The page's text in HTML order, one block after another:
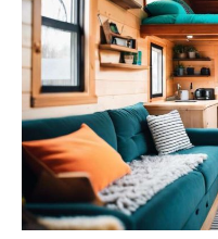
e
r